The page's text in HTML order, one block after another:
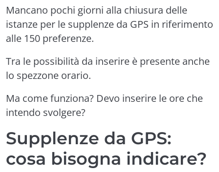
Mancano pochi giorni alla chiusura delle
istanze per le supplenze da GPS in riferimento
alle 150 preferenze.
Tra le possibilità da inserire è presente anche
lo spezzone orario.
Ma come funziona? Devo inserire le ore che
intendo svolgere?
Supplenze da GPS:
cosa bisogna indicare?